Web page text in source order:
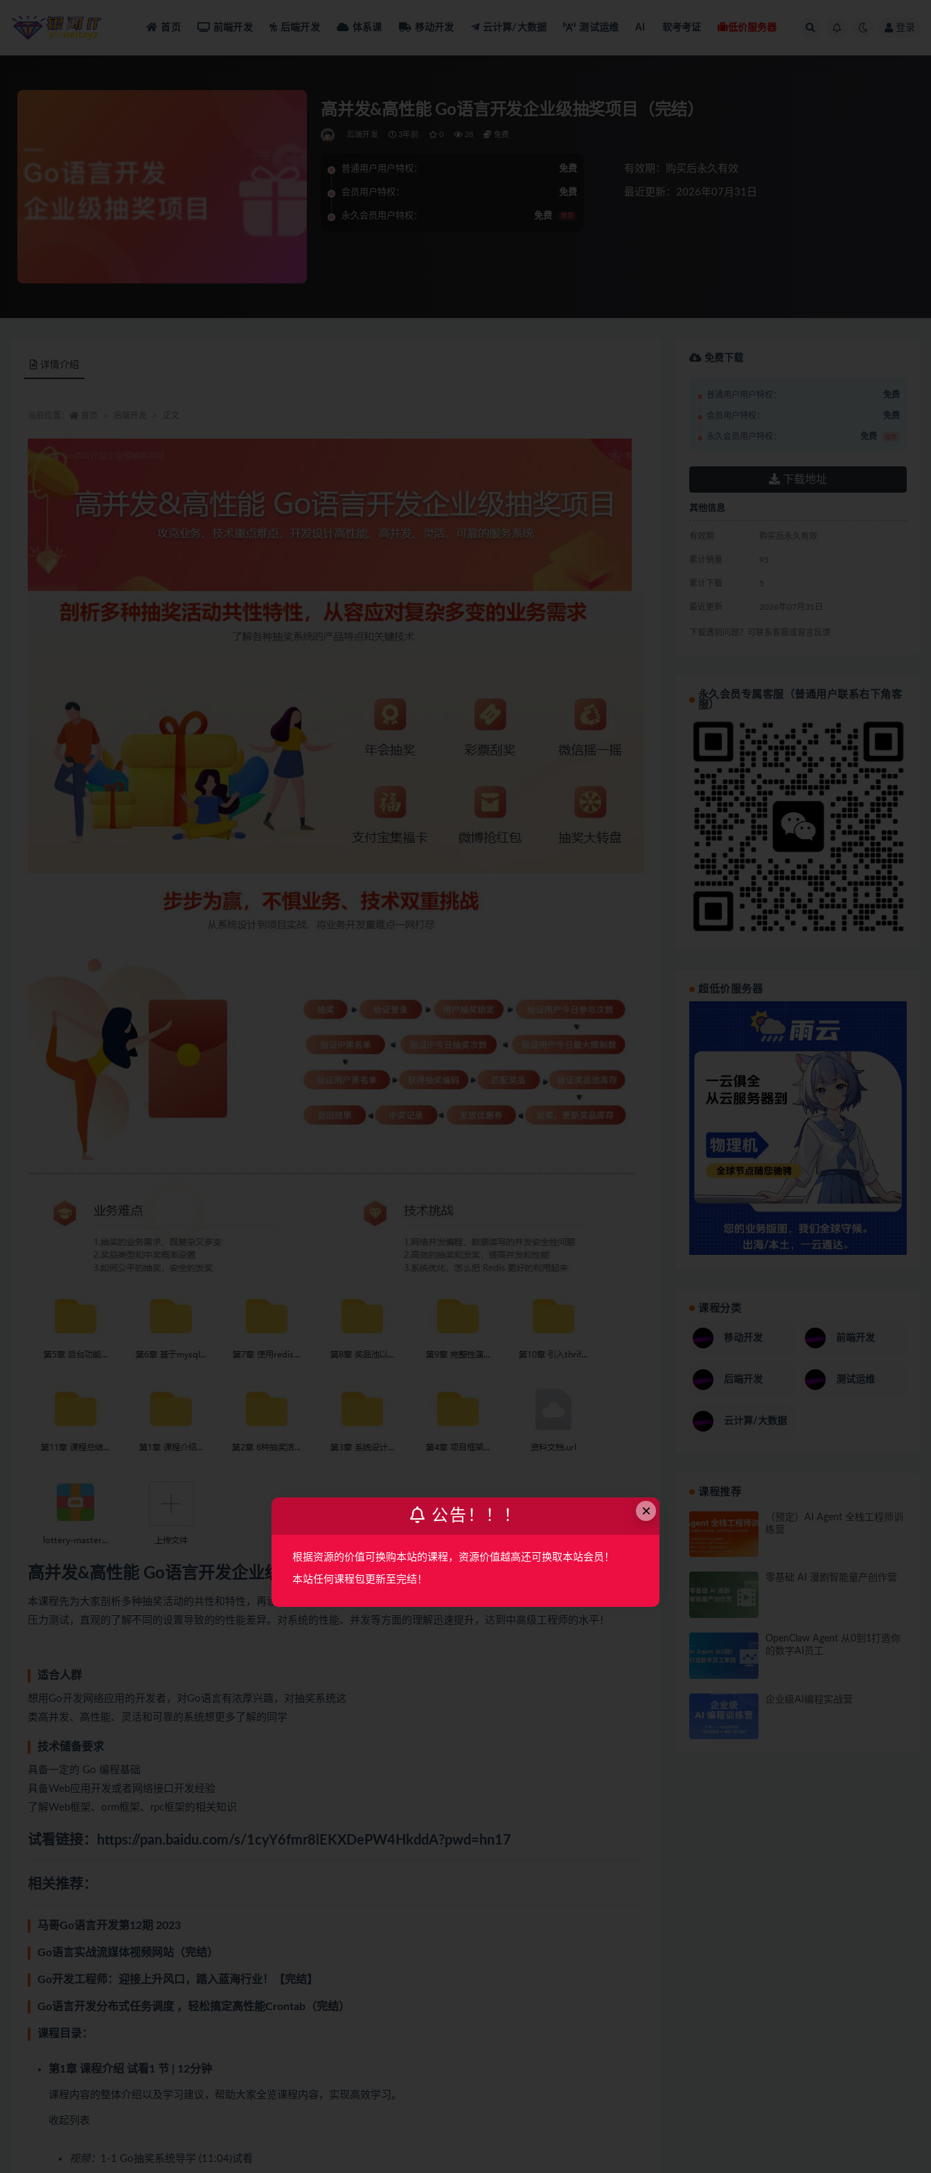
首页 前端开发 后端开发 体系课 移动开发 云计算/大数据 测试运维 AI 软考考证 低价服务器 登录
高并发&高性能 Go语言开发企业级抽奖项目（完结）
后端开发 3年前 0 28 免费
普通用户用户特权： 免费
会员用户特权： 免费
永久会员用户特权： 免费 推荐
有效期：购买后永久有效
最近更新：2026年07月31日
详情介绍
高并发&高性能 Go语言开发企业级抽奖项目
本课程先为大家剖析多种抽奖活动的共性和特性，再设计和开发抽奖大转盘系统的后台和接口。步步优化，以及后续的策略对比，通过
压力测试，直观的了解不同的设置导致的的性能差异。对系统的性能、并发等方面的理解迅速提升，达到中高级工程师的水平！
适合人群
想用Go开发网络应用的开发者，对Go语言有浓厚兴趣，对抽奖系统这
类高并发、高性能、灵活和可靠的系统想更多了解的同学
技术储备要求
具备一定的 Go 编程基础
具备Web应用开发或者网络接口开发经验
了解Web框架、orm框架、rpc框架的相关知识
试看链接： https://pan.baidu.com/s/1cyY6fmr8lEKXDePW4HkddA?pwd=hn17
相关推荐：
马哥Go语言开发第12期 2023
Go语言实战流媒体视频网站（完结）
Go开发工程师：迎接上升风口，踏入蓝海行业！【完结】
Go语言开发分布式任务调度 ，轻松搞定高性能Crontab（完结）
课程目录：
第1章 课程介绍 试看1 节 | 12分钟
课程内容的整体介绍以及学习建议，帮助大家全览课程内容，实现高效学习。
收起列表
视频： 1-1 Go抽奖系统导学 (11:04)试看
免费下载
普通用户用户特权： 免费
会员用户特权： 免费
永久会员用户特权： 免费 推荐
下载地址
其他信息
有效期 购买后永久有效
累计销量 95
累计下载 5
最近更新 2026年07月31日
下载遇到问题？可联系客服或留言反馈
永久会员专属客服（普通用户联系右下角客
服）
超低价服务器
课程分类
移动开发 前端开发
后端开发 测试运维
云计算/大数据
课程推荐
（预定）AI Agent 全栈工程师训
练营
零基础 AI 漫剧智能量产创作营
OpenClaw Agent 从0到1打造你
的数字AI员工
企业级AI编程实战营
×
公告！！！
根据资源的价值可换购本站的课程，资源价值越高还可换取本站会员！
本站任何课程包更新至完结！